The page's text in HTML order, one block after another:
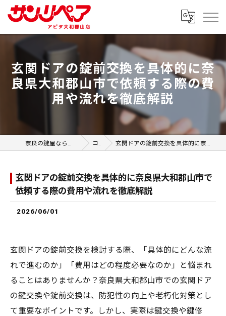
玄関ドアの錠前交換を具体的に奈
良県大和郡山市で依頼する際の費
用や流れを徹底解説
奈良の鍵屋ならサンリペア アピタ大和郡山店 コラム 玄関ドアの錠前交換を具体的に奈良県大和郡山市で依頼する際の費用や流れを徹底解説
玄関ドアの錠前交換を具体的に奈良県大和郡山市で
依頼する際の費用や流れを徹底解説
2026/06/01
玄関ドアの錠前交換を検討する際、「具体的にどんな流
れで進むのか」「費用はどの程度必要なのか」と悩まれ
ることはありませんか？奈良県大和郡山市での玄関ドア
の鍵交換や錠前交換は、防犯性の向上や老朽化対策とし
て重要なポイントです。しかし、実際は鍵交換や鍵修